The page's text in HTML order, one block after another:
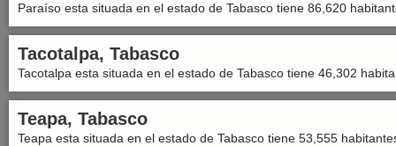
Paraíso esta situada en el estado de Tabasco tiene 86,620
Tacotalpa, Tabasco
Tacotalpa esta situada en el estado de Tabasco tiene 46,302
Teapa, Tabasco
Teapa esta situada en el estado de Tabasco tiene 53,555